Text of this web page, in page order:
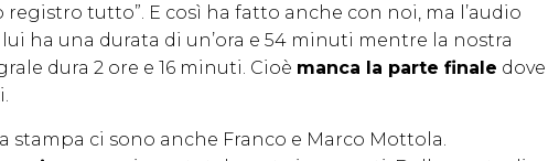
tutto”. E così ha fatto anche con noi, ma l’audio
ha una durata di un’ora e 54 minuti mentre la nostra
dura 2 ore e 16 minuti. Cioè manca la parte finale dove
stampa ci sono anche Franco e Marco Mottola.